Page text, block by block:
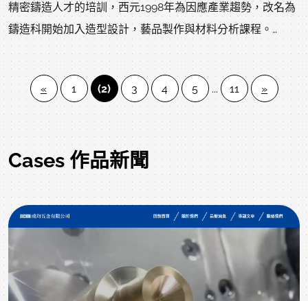
精密鑄造人才的培訓，西元1998年為因應產業趨勢，改名為
鑄造科開始加入造型設計，藝品製作與材料分析課程。
鑄造科教師經歷完整豐富 ，鑄造科師資共有八位教師及一位
技士 ，老師對於專業學能與學生輔導深具熱誠與愛。
«
1 (2) 3 4 5 ... 11 »
Cases 作品新聞